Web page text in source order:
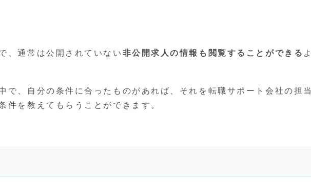
、通常は公開されていない 非公開求人の情報も閲覧することができる よ
で、自分の条件に合ったものがあれば、それを転職サポート会社の担当
件を教えてもらうことができます。